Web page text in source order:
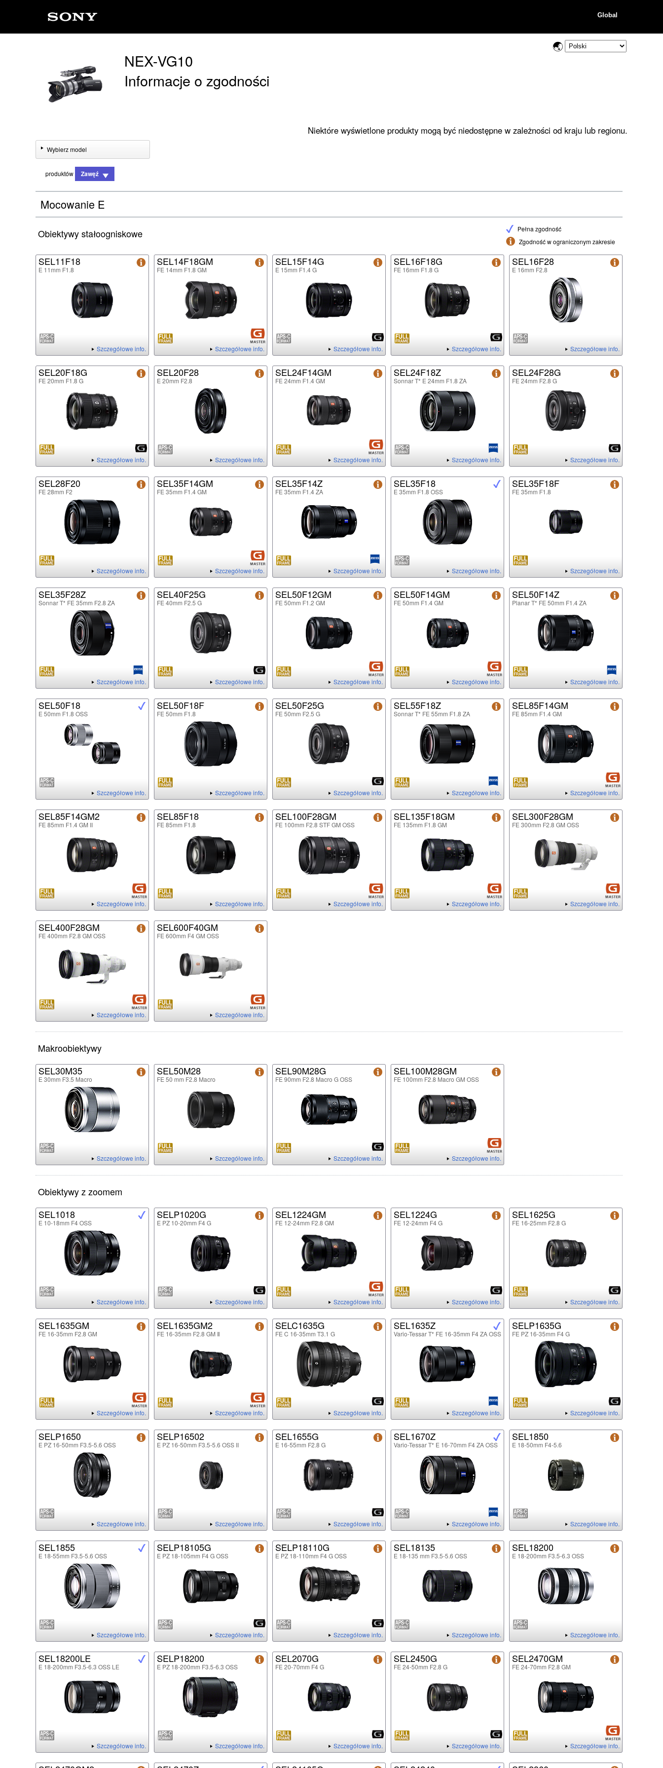
Global
NEX-VG10
Informacje o zgodności
Niektóre wyświetlone produkty mogą być niedostępne w zależności od kraju lub regionu.
Wybierz model
produktów Zawęź
Mocowanie E
Pełna zgodność
Zgodność w ograniczonym zakresie
Obiektywy stałoogniskowe
SEL11F18
E 11mm F1.8
Szczegółowe info.
SEL14F18GM
FE 14mm F1.8 GM
Szczegółowe info.
SEL15F14G
E 15mm F1.4 G
Szczegółowe info.
SEL16F18G
FE 16mm F1.8 G
Szczegółowe info.
SEL16F28
E 16mm F2.8
Szczegółowe info.
SEL20F18G
FE 20mm F1.8 G
Szczegółowe info.
SEL20F28
E 20mm F2.8
Szczegółowe info.
SEL24F14GM
FE 24mm F1.4 GM
Szczegółowe info.
SEL24F18Z
Sonnar T* E 24mm F1.8 ZA
Szczegółowe info.
SEL24F28G
FE 24mm F2.8 G
Szczegółowe info.
SEL28F20
FE 28mm F2
Szczegółowe info.
SEL35F14GM
FE 35mm F1.4 GM
Szczegółowe info.
SEL35F14Z
FE 35mm F1.4 ZA
Szczegółowe info.
SEL35F18
E 35mm F1.8 OSS
Szczegółowe info.
SEL35F18F
FE 35mm F1.8
Szczegółowe info.
SEL35F28Z
Sonnar T* FE 35mm F2.8 ZA
Szczegółowe info.
SEL40F25G
FE 40mm F2.5 G
Szczegółowe info.
SEL50F12GM
FE 50mm F1.2 GM
Szczegółowe info.
SEL50F14GM
FE 50mm F1.4 GM
Szczegółowe info.
SEL50F14Z
Planar T* FE 50mm F1.4 ZA
Szczegółowe info.
SEL50F18
E 50mm F1.8 OSS
Szczegółowe info.
SEL50F18F
FE 50mm F1.8
Szczegółowe info.
SEL50F25G
FE 50mm F2.5 G
Szczegółowe info.
SEL55F18Z
Sonnar T* FE 55mm F1.8 ZA
Szczegółowe info.
SEL85F14GM
FE 85mm F1.4 GM
Szczegółowe info.
SEL85F14GM2
FE 85mm F1.4 GM II
Szczegółowe info.
SEL85F18
FE 85mm F1.8
Szczegółowe info.
SEL100F28GM
FE 100mm F2.8 STF GM OSS
Szczegółowe info.
SEL135F18GM
FE 135mm F1.8 GM
Szczegółowe info.
SEL300F28GM
FE 300mm F2.8 GM OSS
Szczegółowe info.
SEL400F28GM
FE 400mm F2.8 GM OSS
Szczegółowe info.
SEL600F40GM
FE 600mm F4 GM OSS
Szczegółowe info.
Makroobiektywy
SEL30M35
E 30mm F3.5 Macro
Szczegółowe info.
SEL50M28
FE 50 mm F2.8 Macro
Szczegółowe info.
SEL90M28G
FE 90mm F2.8 Macro G OSS
Szczegółowe info.
SEL100M28GM
FE 100mm F2.8 Macro GM OSS
Szczegółowe info.
Obiektywy z zoomem
SEL1018
E 10-18mm F4 OSS
Szczegółowe info.
SELP1020G
E PZ 10-20mm F4 G
Szczegółowe info.
SEL1224GM
FE 12-24mm F2.8 GM
Szczegółowe info.
SEL1224G
FE 12-24mm F4 G
Szczegółowe info.
SEL1625G
FE 16-25mm F2.8 G
Szczegółowe info.
SEL1635GM
FE 16-35mm F2.8 GM
Szczegółowe info.
SEL1635GM2
FE 16-35mm F2.8 GM Ⅱ
Szczegółowe info.
SELC1635G
FE C 16-35mm T3.1 G
Szczegółowe info.
SEL1635Z
Vario-Tessar T* FE 16-35mm F4 ZA OSS
Szczegółowe info.
SELP1635G
FE PZ 16-35mm F4 G
Szczegółowe info.
SELP1650
E PZ 16-50mm F3.5-5.6 OSS
Szczegółowe info.
SELP16502
E PZ 16-50mm F3.5-5.6 OSS II
Szczegółowe info.
SEL1655G
E 16-55mm F2.8 G
Szczegółowe info.
SEL1670Z
Vario-Tessar T* E 16-70mm F4 ZA OSS
Szczegółowe info.
SEL1850
E 18-50mm F4-5.6
Szczegółowe info.
SEL1855
E 18-55mm F3.5-5.6 OSS
Szczegółowe info.
SELP18105G
E PZ 18-105mm F4 G OSS
Szczegółowe info.
SELP18110G
E PZ 18-110mm F4 G OSS
Szczegółowe info.
SEL18135
E 18-135 mm F3.5-5.6 OSS
Szczegółowe info.
SEL18200
E 18-200mm F3.5-6.3 OSS
Szczegółowe info.
SEL18200LE
E 18-200mm F3.5-6.3 OSS LE
Szczegółowe info.
SELP18200
E PZ 18-200mm F3.5-6.3 OSS
Szczegółowe info.
SEL2070G
FE 20-70mm F4 G
Szczegółowe info.
SEL2450G
FE 24-50mm F2.8 G
Szczegółowe info.
SEL2470GM
FE 24-70mm F2.8 GM
Szczegółowe info.